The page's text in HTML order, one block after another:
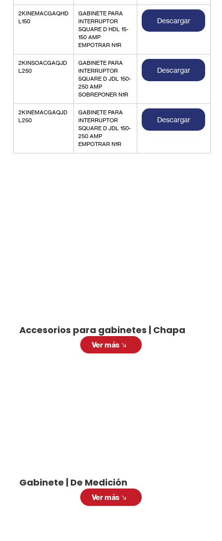
2KINEMACGAQHD
L150
GABINETE PARA
INTERRUPTOR
SQUARE D HDL 15-
150 AMP
EMPOTRAR N1R
Descargar
2KINSOACGAQJD
L250
GABINETE PARA
INTERRUPTOR
SQUARE D JDL 150-
250 AMP
SOBREPONER N1R
Descargar
2KINEMACGAQJD
L250
GABINETE PARA
INTERRUPTOR
SQUARE D JDL 150-
250 AMP
EMPOTRAR N1R
Descargar
Accesorios para gabinetes | Chapa
Ver más
Gabinete | De Medición
Ver más